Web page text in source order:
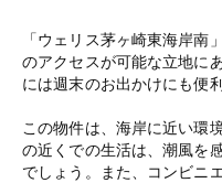
「ウェリス茅ヶ崎東海岸南
のアクセスが可能な立地に
には週末のお出かけにも便
この物件は、海岸に近い環
の近くでの生活は、潮風を
でしょう。また、コンビニ